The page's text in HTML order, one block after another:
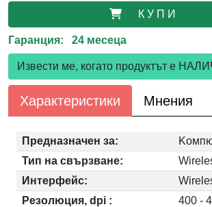
К У П И
Гаранция: 24 месеца
Извести ме, когато продуктът е
Характеристики Мнения
Предназначен за:
Тип на свързване:
Интерфейс:
Резолюция, dpi :
400 -